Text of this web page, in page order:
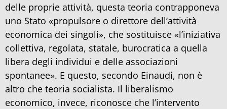
delle proprie attività, questa teoria contrapponeva
uno Stato «propulsore o direttore dell’attività
economica dei singoli», che sostituisce «l’iniziativa
collettiva, regolata, statale, burocratica a quella
libera degli individui e delle associazioni
spontanee». E questo, secondo Einaudi, non è
altro che teoria socialista. Il liberalismo
economico, invece, riconosce che l’intervento